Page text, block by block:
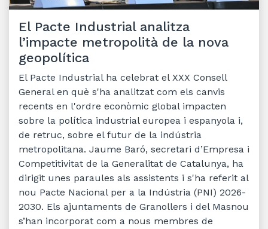
El Pacte Industrial analitza
l’impacte metropolità de la nova
geopolítica
El Pacte Industrial ha celebrat el XXX Consell
General en què s'ha analitzat com els canvis
recents en l'ordre econòmic global impacten
sobre la política industrial europea i espanyola i,
de retruc, sobre el futur de la indústria
metropolitana. Jaume Baró, secretari d’Empresa i
Competitivitat de la Generalitat de Catalunya, ha
dirigit unes paraules als assistents i s'ha referit al
nou Pacte Nacional per a la Indústria (PNI) 2026-
2030. Els ajuntaments de Granollers i del Masnou
s’han incorporat com a nous membres de